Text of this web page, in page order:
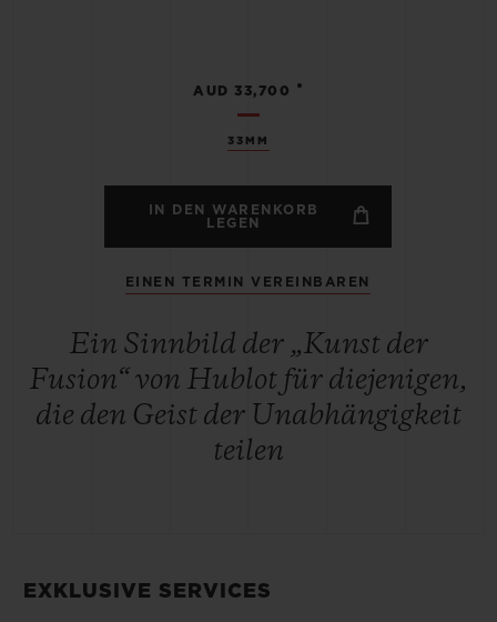
33MM
AUD 33,700 •
IN DEN WARENKORB
LEGEN
EINEN TERMIN VEREINBAREN
Ein Sinnbild der „Kunst der
Fusion“ von Hublot für diejenigen,
die den Geist der Unabhängigkeit
teilen
EXKLUSIVE SERVICES